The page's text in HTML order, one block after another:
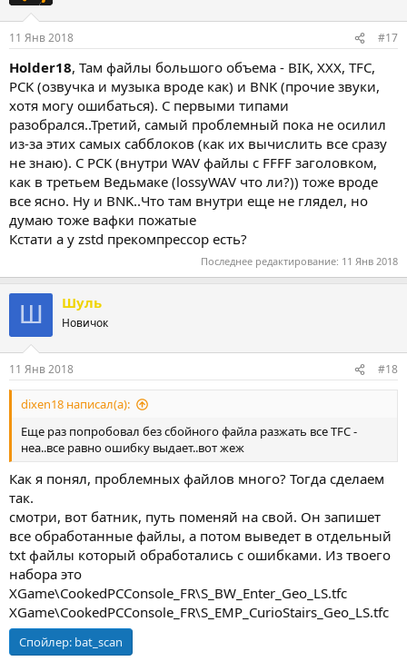
:
11 Янв 2018 #17
Holder18, Там файлы большого объема - BIK, XXX, TFC,
PCK (озвучка и музыка вроде как) и BNK (прочие звуки,
хотя могу ошибаться). С первыми типами
разобрался..Третий, самый проблемный пока не осилил
из-за этих самых сабблоков (как их вычислить все сразу
не знаю). С PCK (внутри WAV файлы с FFFF заголовком,
как в третьем Ведьмаке (lossyWAV что ли?)) тоже вроде
все ясно. Ну и BNK..Что там внутри еще не глядел, но
думаю тоже вафки пожатые
Кстати а у zstd прекомпрессор есть?
Последнее редактирование: 11 Янв 2018
Ш Шуль
Новичок
11 Янв 2018 #18
dixen18 написал(а):
Еще раз попробовал без сбойного файла разжать все TFC -
неа..все равно ошибку выдает..вот жеж
Как я понял, проблемных файлов много? Тогда сделаем
так.
смотри, вот батник, путь поменяй на свой. Он запишет
все обработанные файлы, а потом выведет в отдельный
txt файлы который обработались с ошибками. Из твоего
набора это
XGame\CookedPCConsole_FR\S_BW_Enter_Geo_LS.tfc
XGame\CookedPCConsole_FR\S_EMP_CurioStairs_Geo_LS.tfc
Спойлер: bat_scan